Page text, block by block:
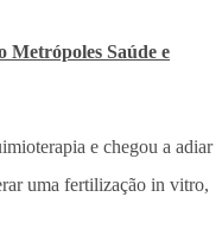
Metrópoles Saúde e
e chegou a adiar
uma fertilização in vitro,